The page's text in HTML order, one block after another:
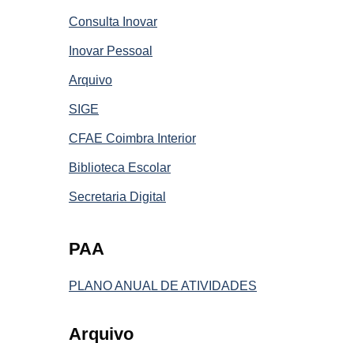
Consulta Inovar
Inovar Pessoal
Arquivo
SIGE
CFAE Coimbra Interior
Biblioteca Escolar
Secretaria Digital
PAA
PLANO ANUAL DE ATIVIDADES
Arquivo